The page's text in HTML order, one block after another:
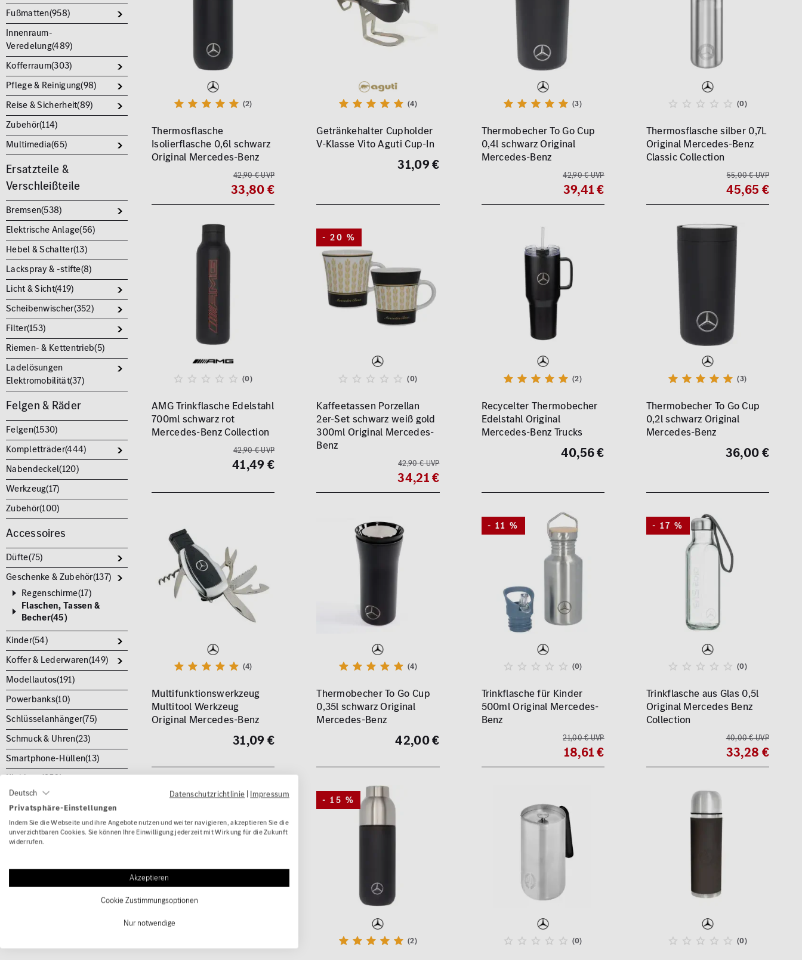
Fußmatten(958)
Innenraum-
Veredelung(489)
Kofferraum(303)
Pflege & Reinigung(98)
Reise & Sicherheit(89)
Zubehör(114)
Multimedia(65)
Ersatzteile &
Verschleißteile
Bremsen(538)
Elektrische Anlage(56)
Hebel & Schalter(13)
Lackspray & -stifte(8)
Licht & Sicht(419)
Scheibenwischer(352)
Filter(153)
Riemen- & Kettentrieb(5)
Ladelösungen
Elektromobilität(37)
Felgen & Räder
Felgen(1530)
Kompletträder(444)
Nabendeckel(120)
Werkzeug(17)
Zubehör(100)
Accessoires
Düfte(75)
Geschenke & Zubehör(137)
Regenschirme(17)
Flaschen, Tassen &
Becher(45)
Kinder(54)
Koffer & Lederwaren(149)
Modellautos(191)
Powerbanks(10)
Schlüsselanhänger(75)
Schmuck & Uhren(23)
Smartphone-Hüllen(13)
Kleidung(256)
Themen
AMG-Pakete(379)
Geschenkideen(
Reisen(44)
(2)
Thermosflasche
Isolierflasche 0,6l schwarz
Original Mercedes-Benz
42,90 € UVP
33,80 €
(4)
Getränkehalter Cupholder
V-Klasse Vito Aguti Cup-In
31,09 €
(3)
Thermobecher To Go Cup
0,4l schwarz Original
Mercedes-Benz
42,90 € UVP
39,41 €
(0)
Thermosflasche silber 0,7L
Original Mercedes-Benz
Classic Collection
55,00 € UVP
45,65 €
(0)
AMG Trinkflasche Edelstahl
700ml schwarz rot
Mercedes-Benz Collection
42,90 € UVP
41,49 €
- 20 %
(0)
Kaffeetassen Porzellan
2er-Set schwarz weiß gold
300ml Original Mercedes-
Benz
42,90 € UVP
34,21 €
(2)
Recycelter Thermobecher
Edelstahl Original
Mercedes-Benz Trucks
40,56 €
(3)
Thermobecher To Go Cup
0,2l schwarz Original
Mercedes-Benz
36,00 €
(4)
Multifunktionswerkzeug
Multitool Werkzeug
Original Mercedes-Benz
31,09 €
(4)
Thermobecher To Go Cup
0,35l schwarz Original
Mercedes-Benz
42,00 €
- 11 %
(0)
Trinkflasche für Kinder
500ml Original Mercedes-
Benz
21,00 € UVP
18,61 €
- 17 %
(0)
Trinkflasche aus Glas 0,5l
Original Mercedes Benz
Collection
40,00 € UVP
33,28 €
- 15 %
(2) (0) (0)
Deutsch Datenschutzrichtlinie | Impressum
Privatsphäre-Einstellungen
Indem Sie die Webseite und ihre Angebote nutzen und weiter navigieren, akzeptieren Sie die
unverzichtbaren Cookies. Sie können Ihre Einwilligung jederzeit mit Wirkung für die Zukunft
widerrufen.
Akzeptieren
Cookie Zustimmungsoptionen
Nur notwendige